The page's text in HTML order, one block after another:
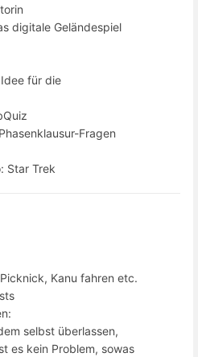
digitale Geländespiel
für die
Fragen
Star Trek
Kanu fahren etc.
selbst überlassen,
es kein Problem, sowas